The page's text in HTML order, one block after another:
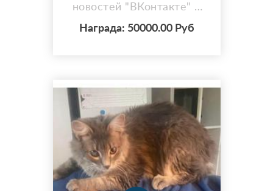
новостей "ВКонтакте" и
если вы готовы помочь,
вас разместить пост в
телеграмм чате вашего
города или СНТ Дата
пропажи: 2025-08-05 Пол:
Мальчик Кличка: Бруни
Возраст: 4 г...
Награда: 50000.00 Руб